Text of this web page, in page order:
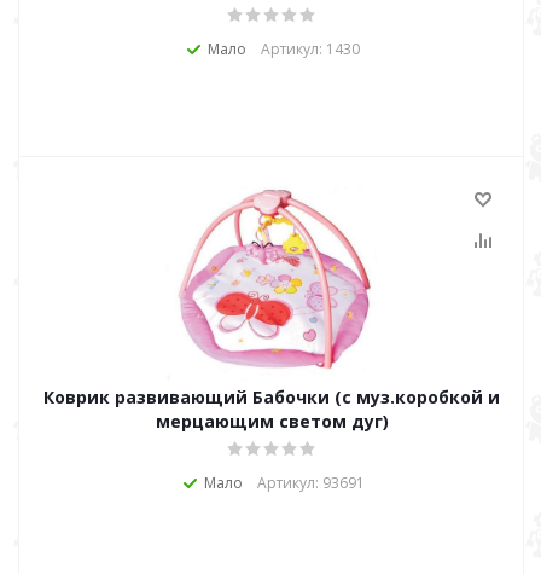
Мало Артикул: 1430
Коврик развивающий Бабочки (с муз.коробкой и
мерцающим светом дуг)
Мало Артикул: 93691